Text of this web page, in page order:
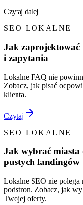
Czytaj dalej
SEO LOKALNE
Jak zaprojektować
i zapytania
Lokalne FAQ nie
Zobacz, jak pisać
klienta.
Czytaj
SEO LOKALNE
Jak wybrać miasta
pustych landingów
Lokalne SEO nie polega
podstron. Zobacz, jak
Twojej oferty.